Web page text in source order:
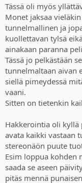
Tässä oli myös
Monet jaksaa
tunnelmallinen ja
kuollettavan tylsä
ainakaan paranna
Tässä jo pelkästään
tunnelmaltaan aivan
siellä pimeydessä
vaani.
Sitten on tietenkin
Hakkerointia oli kyllä
avata kaikki vastaan
stereonäön puute
Esim loppua kohden
saada se aseen
pitäs mennä